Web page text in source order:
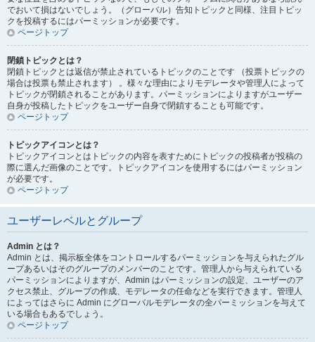
でおいて損はないでしょう。（グローバル）告知トピックと同様、注目トピッ
クを投稿するにはパーミッションが必要です。
ページトップ
閉鎖トピックとは？
閉鎖トピックとは返信が禁止されているトピックのことです （投票トピックの
場合は投票も禁止されます） 。様々な理由によりモデレータや管理人によって
トピックが閉鎖されることがあります。パーミッションによりますがユーザー
自身が投稿したトピックをユーザー自身で閉鎖することも可能です。
ページトップ
トピックアイコンとは？
トピックアイコンとはトピックの内容を表すためにトピックの投稿者が投稿の
際に選んだ画像のことです。トピックアイコンを使用するにはパーミッション
が必要です。
ページトップ
ユーザーレベルとグループ
Admin とは？
Admin とは、掲示板全体をコントロールするパーミッションを与えられたグル
ープあるいはそのグループのメンバーのことです。管理人から与えられている
パーミッションによりますが、Admin はパーミッションの設定、ユーザーのア
クセス禁止、グループの作成、モデレータの任命などを実行できます。管理人
によってはさらに Admin にグローバルモデレータの全パーミッションを与えて
いる場合もあるでしょう。
ページトップ